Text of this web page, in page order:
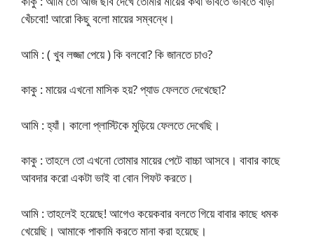
খেঁচবো! আরো কিছু বলো মায়ের সম্বন্ধে।
আমি : ( খুব লজ্জা পেয়ে ) কি বলবো? কি জানতে চাও?
কাকু : মায়ের এখনো মাসিক হয়? প্যাড ফেলতে দেখেছো?
আমি : হ্যাঁ। কালো প্লাস্টিকে মুড়িয়ে ফেলতে দেখেছি।
কাকু : তাহলে তো এখনো তোমার মায়ের পেটে বাচ্চা আসবে। বাবার কাছে
আবদার করো একটা ভাই বা বোন গিফট করতে।
আমি : তাহলেই হয়েছে! আগেও কয়েকবার বলতে গিয়ে বাবার কাছে ধমক
খেয়েছি। আমাকে পাকামি করতে মানা করা হয়েছে।